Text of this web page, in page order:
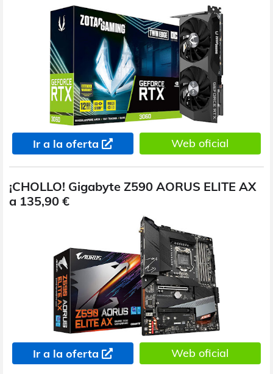
Ir a la oferta Web oficial
¡CHOLLO! Gigabyte Z590 AORUS ELITE AX
a 135,90 €
Ir a la oferta Web oficial